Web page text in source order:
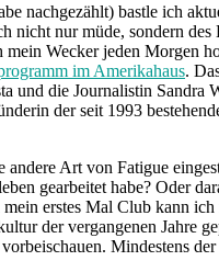
nachgezählt) bastle ich
nicht nur müde, sondern
Wecker jeden Morgen
im Amerikahaus.
und die Journalistin
der seit 1993
Art von Fatigue
gearbeitet habe? Oder
erstes Mal Club kann
der vergangenen
Mindestens